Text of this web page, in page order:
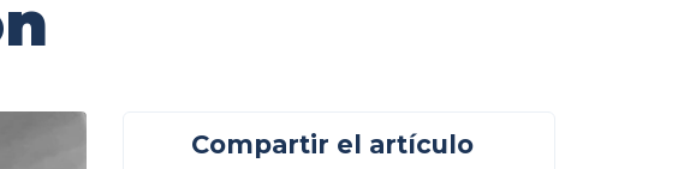
Compartir el artículo